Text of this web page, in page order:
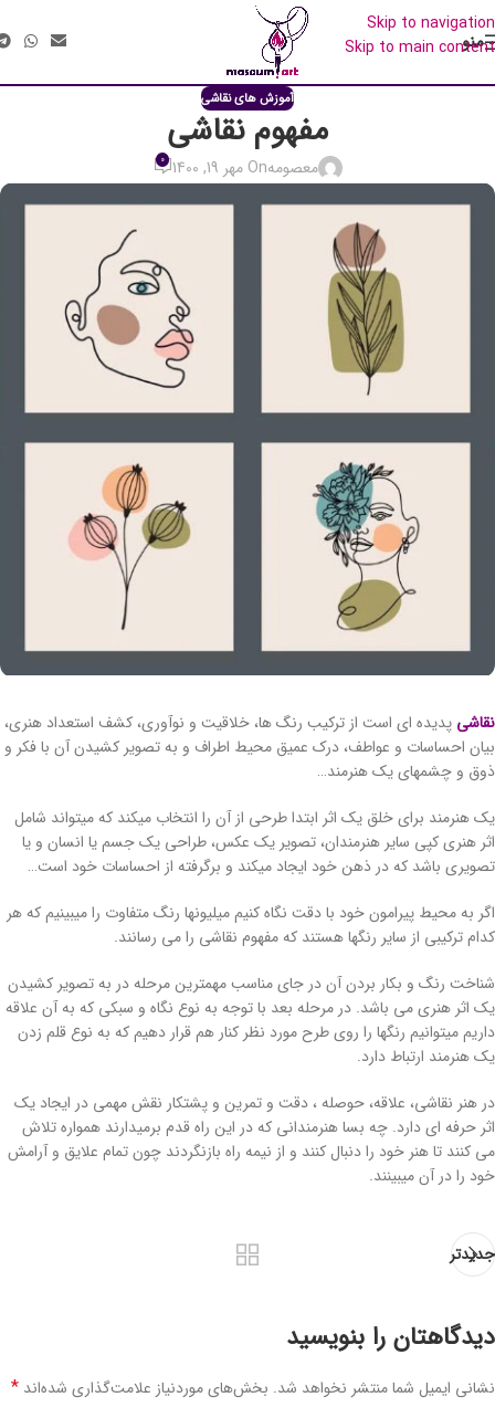
«هنر دوستان عزیز، آثار فروخته‌شده،
امکان ساخت مجدد با طرحی مشابه را
همچنین ایده های شما در صورت امکان
قابل اجراست.
برای مشاوره و سفارش، با گالری در ارتباط
باشید.»
منو
آموزش های نقاشی
مفهوم نقاشی
معصومهOn مهر 19, 1400 0
نقاشی پدیده ای است از ترکیب رنگ ها، خلاقیت و نوآوری، کشف استعداد هنری،
بیان احساسات و عواطف، درک عمیق محیط اطراف و به تصویر کشیدن آن با فکر و
ذوق و چشمهای یک هنرمند…
یک هنرمند برای خلق یک اثر ابتدا طرحی از آن را انتخاب میکند که میتواند شامل
اثر هنری کپی سایر هنرمندان، تصویر یک عکس، طراحی یک جسم یا انسان و یا
تصویری باشد که در ذهن خود ایجاد میکند و برگرفته از احساسات خود است…
اگر به محیط پیرامون خود با دقت نگاه کنیم میلیونها رنگ متفاوت را میبینیم که هر
کدام ترکیبی از سایر رنگها هستند که مفهوم نقاشی را می رسانند.
شناخت رنگ و بکار بردن آن در جای مناسب مهمترین مرحله در به تصویر کشیدن
یک اثر هنری می باشد. در مرحله بعد با توجه به نوع نگاه و سبکی که به آن علاقه
داریم میتوانیم رنگها را روی طرح مورد نظر کنار هم قرار دهیم که به نوع قلم زدن
یک هنرمند ارتباط دارد.
در هنر نقاشی، علاقه، حوصله ، دقت و تمرین و پشتکار نقش مهمی در ایجاد یک
اثر حرفه ای دارد. چه بسا هنرمندانی که در این راه قدم برمیدارند همواره تلاش
می کنند تا هنر خود را دنبال کنند و از نیمه راه بازنگردند چون تمام علایق و آرامش
خود را در آن میبینند.
جدیدتر
دیدگاهتان را بنویسید
نشانی ایمیل شما منتشر نخواهد شد. بخش‌های موردنیاز علامت‌گذاری شده‌اند *